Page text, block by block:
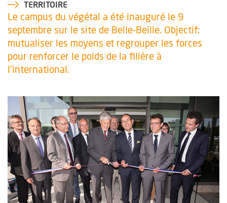
TERRITOIRE
Le campus du végétal a été inauguré le 9
septembre sur le site de Belle-Beille. Objectif:
mutualiser les moyens et regrouper les forces
pour renforcer le poids de la filière à
l’international.